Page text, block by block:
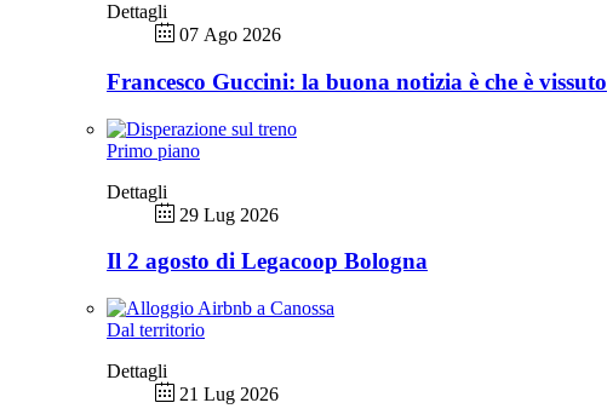
Dettagli
07 Ago 2026
Francesco Guccini: la buona notizia è che è vissuto
Primo piano
Dettagli
29 Lug 2026
Il 2 agosto di Legacoop Bologna
Dal territorio
Dettagli
21 Lug 2026